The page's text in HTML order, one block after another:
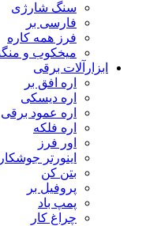
سنگ شارژی
فارسی بر
فرز همه کاره
میخکوب و منگنه کوب
برقی
اره افق بر
اره دیسکی
اره عمود برقی
اینورتر جوشکاری
پروفیل بر
چراغ کار